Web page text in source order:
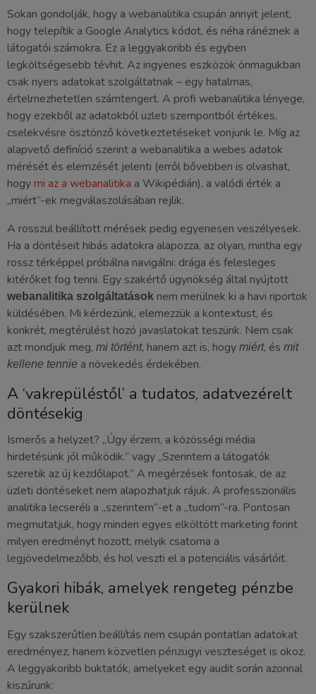
Sokan gondolják, hogy a webanalitika csupán annyit jelent,
hogy telepítik a Google Analytics kódot, és néha ránéznek a
látogatói számokra. Ez a leggyakoribb és egyben
legköltségesebb tévhit. Az ingyenes eszközök önmagukban
csak nyers adatokat szolgáltatnak – egy hatalmas,
értelmezhetetlen számtengert. A profi webanalitika lényege,
hogy ezekből az adatokból üzleti szempontból értékes,
cselekvésre ösztönző következtetéseket vonjunk le. Míg az
alapvető definíció szerint a webanalitika a webes adatok
mérését és elemzését jelenti (erről bővebben is olvashat,
hogymi az a webanalitika a Wikipédián), a valódi érték a
„miért”-ek megválaszolásában rejlik.
A rosszul beállított mérések pedig egyenesen veszélyesek.
Ha a döntéseit hibás adatokra alapozza, az olyan, mintha egy
rossz térképpel próbálna navigálni: drága és felesleges
kitérőket fog tenni. Egy szakértő ügynökség által nyújtott
webanalitika szolgáltatások nem merülnek ki a havi riportok
küldésében. Mi kérdezünk, elemezzük a kontextust, és
konkrét, megtérülést hozó javaslatokat teszünk. Nem csak
azt mondjuk meg, mi történt, hanem azt is, hogy miért, és mit
kellene tennie a növekedés érdekében.
A ‘vakrepüléstől’ a tudatos, adatvezérelt
döntésekig
Ismerős a helyzet? „Úgy érzem, a közösségi média
hirdetésünk jól működik.” vagy „Szerintem a látogatók
szeretik az új kezdőlapot.” A megérzések fontosak, de az
üzleti döntéseket nem alapozhatjuk rájuk. A professzionális
analitika lecseréli a „szerintem”-et a „tudom”-ra. Pontosan
megmutatjuk, hogy minden egyes elköltött marketing forint
milyen eredményt hozott, melyik csatorna a
legjövedelmezőbb, és hol veszti el a potenciális vásárlóit.
Gyakori hibák, amelyek rengeteg pénzbe
kerülnek
Egy szakszerűtlen beállítás nem csupán pontatlan adatokat
eredményez, hanem közvetlen pénzügyi veszteséget is okoz.
A leggyakoribb buktatók, amelyeket egy audit során azonnal
kiszúrunk: